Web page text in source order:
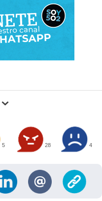
5 28 4